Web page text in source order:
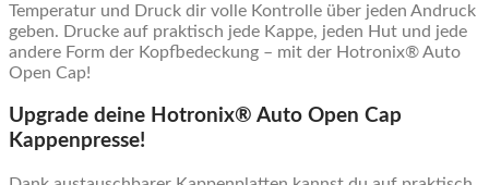
Temperatur und Druck dir volle Kontrolle über jeden Andruck
geben. Drucke auf praktisch jede Kappe, jeden Hut und jede
andere Form der Kopfbedeckung – mit der Hotronix® Auto
Open Cap!
Upgrade deine Hotronix® Auto Open Cap
Kappenpresse!